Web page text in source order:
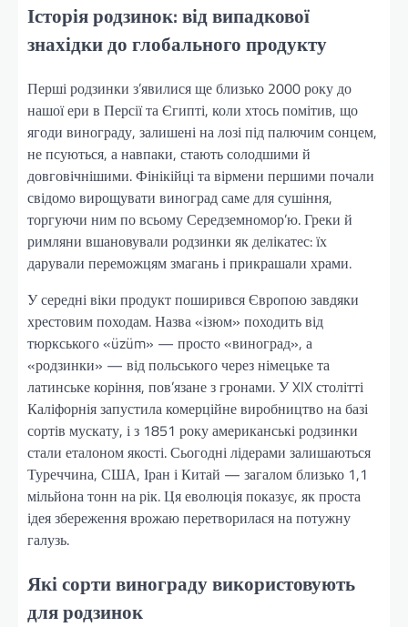
Історія родзинок: від випадкової
знахідки до глобального продукту
Перші родзинки з’явилися ще близько 2000 року до
нашої ери в Персії та Єгипті, коли хтось помітив, що
ягоди винограду, залишені на лозі під палючим сонцем,
не псуються, а навпаки, стають солодшими й
довговічнішими. Фінікійці та вірмени першими почали
свідомо вирощувати виноград саме для сушіння,
торгуючи ним по всьому Середземномор’ю. Греки й
римляни вшановували родзинки як делікатес: їх
дарували переможцям змагань і прикрашали храми.
У середні віки продукт поширився Європою завдяки
хрестовим походам. Назва «ізюм» походить від
тюркського «üzüm» — просто «виноград», а
«родзинки» — від польського через німецьке та
латинське коріння, пов’язане з гронами. У XIX столітті
Каліфорнія запустила комерційне виробництво на базі
сортів мускату, і з 1851 року американські родзинки
стали еталоном якості. Сьогодні лідерами залишаються
Туреччина, США, Іран і Китай — загалом близько 1,1
мільйона тонн на рік. Ця еволюція показує, як проста
ідея збереження врожаю перетворилася на потужну
галузь.
Які сорти винограду використовують
для родзинок